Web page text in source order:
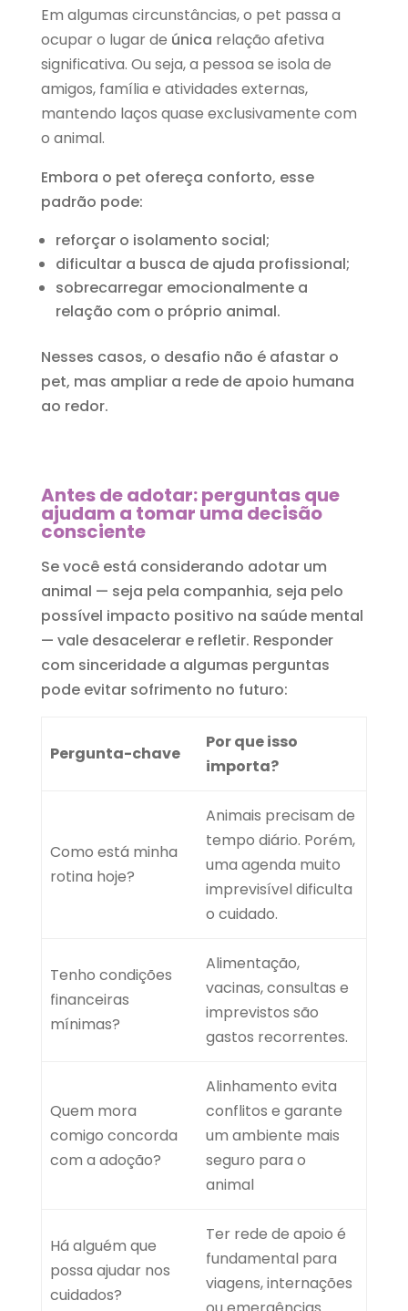
Em algumas circunstâncias, o pet passa a
ocupar o lugar de única relação afetiva
significativa. Ou seja, a pessoa se isola de
amigos, família e atividades externas,
mantendo laços quase exclusivamente com
o animal.
Embora o pet ofereça conforto, esse
padrão pode:
reforçar o isolamento social;
dificultar a busca de ajuda profissional;
sobrecarregar emocionalmente a
relação com o próprio animal.
Nesses casos, o desafio não é afastar o
pet, mas ampliar a rede de apoio humana
ao redor.
Antes de adotar: perguntas que
ajudam a tomar uma decisão
consciente
Se você está considerando adotar um
animal — seja pela companhia, seja pelo
possível impacto positivo na saúde mental
— vale desacelerar e refletir. Responder
com sinceridade a algumas perguntas
pode evitar sofrimento no futuro:
Pergunta-chave
Por que isso
importa?
Como está minha
rotina hoje?
Animais precisam de
tempo diário. Porém,
uma agenda muito
imprevisível dificulta
o cuidado.
Tenho condições
financeiras
mínimas?
Alimentação,
vacinas, consultas e
imprevistos são
gastos recorrentes.
Quem mora
comigo concorda
com a adoção?
Alinhamento evita
conflitos egarante
um ambiente mais
seguro para o
animal
Há alguém que
possa ajudar nos
cuidados?
Ter rede de apoio é
fundamental para
viagens, internações